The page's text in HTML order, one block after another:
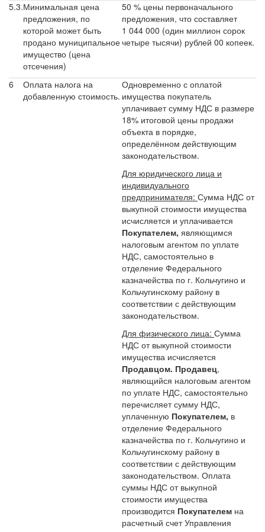
5.3.Минимальная цена
предложения, по
которой может быть
продано муниципальное
имущество (цена
отсечения)
50 % цены первоначального
предложения, что составляет
1 044 000 (один миллион сорок
четыре тысячи) рублей 00 копеек.
6
Оплата налога на
добавленную стоимость.
Одновременно с оплатой
имущества покупатель
уплачивает сумму НДС в размере
18% итоговой цены продажи
объекта в порядке,
определённом действующим
законодательством.
Для юридического лица и
индивидуального
предпринимателя: Сумма НДС от
выкупной стоимости имущества
исчисляется и уплачивается
Покупателем, являющимся
налоговым агентом по уплате
НДС, самостоятельно в
отделение Федерального
казначейства по г. Кольчугино и
Кольчугинскому району в
соответствии с действующим
законодательством.
Для физического лица: Сумма
НДС от выкупной стоимости
имущества исчисляется
Продавцом. Продавец,
являющийся налоговым агентом
по уплате НДС, самостоятельно
перечисляет сумму НДС,
уплаченную Покупателем, в
отделение Федерального
казначейства по г. Кольчугино и
Кольчугинскому району в
соответствии с действующим
законодательством. Оплата
суммы НДС от выкупной
стоимости имущества
производится Покупателем на
расчетный счет Управления